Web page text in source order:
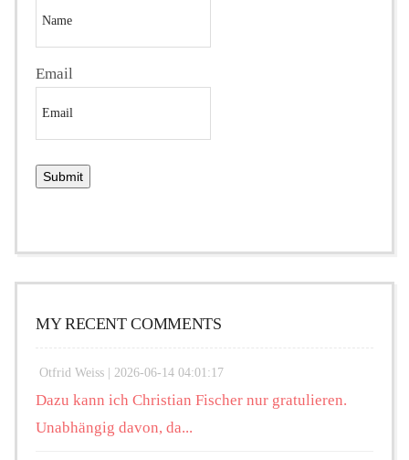
Email
MY RECENT COMMENTS
Otfrid Weiss | 2026-06-14 04:01:17
Dazu kann ich Christian Fischer nur gratulieren.
Unabhängig davon, da...